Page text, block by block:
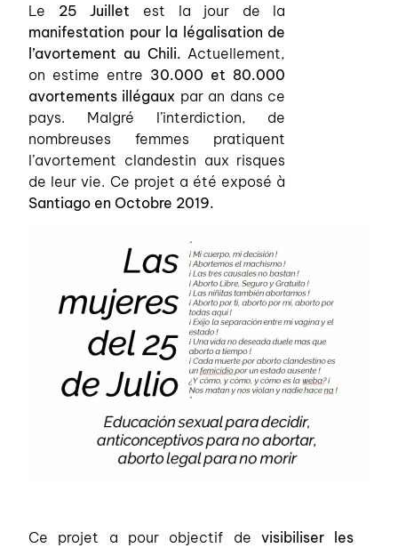
Le 25 Juillet est la jour de la
manifestation pour la légalisation de
l’avortement au Chili. Actuellement,
on estime entre 30.000 et 80.000
avortements illégaux par an dans ce
pays. Malgré l’interdiction, de
nombreuses femmes pratiquent
l’avortement clandestin aux risques
de leur vie. Ce projet a été exposé à
Santiago en Octobre 2019.
Ce projet a pour objectif devisibiliser les